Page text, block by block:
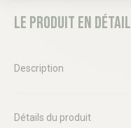
Le produit en détail
Description
Détails du produit